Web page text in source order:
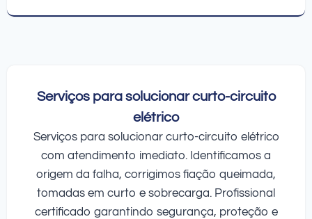
Serviços para solucionar curto-circuito
elétrico
Serviços para solucionar curto-circuito elétrico
com atendimento imediato. Identificamos a
origem da falha, corrigimos fiação queimada,
tomadas em curto e sobrecarga. Profissional
certificado garantindo segurança, proteção e